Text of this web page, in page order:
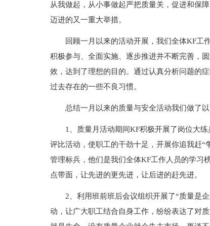
从我做起，从小事做起严把质量关，促进和保
迈进的又一重大举措。
回顾一月以来的活动开展，我们全体KF工
积极参与、全面实施、逐步推进并不断完善，
效，达到了理想的目的。通过认真分析问题的
过去存在的一些不良习惯。
总结一月以来的质量与安全活动我们做了以
1、质量月活动期间KF积极开展了岗位大
评比活动，使职工的干劲十足，开展你追我赶
管理标兵，他们是我们全体KF工作人员的学习
点带面，让先进的更先进，让后进的赶先进。
2、利用班前班后会议组织开展了“质量是
动，让广大职工结合自身工作，纷纷表达了对